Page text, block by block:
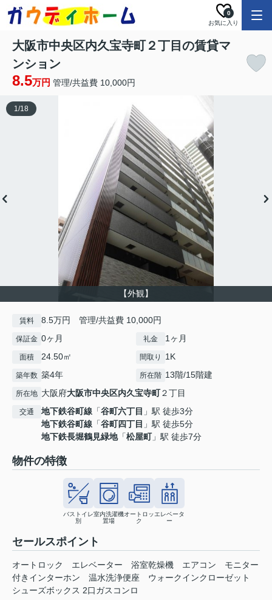
お気に入り
0
大阪市中央区内久宝寺町２丁目の賃貸マ
ンション
8.5万円 管理/共益費 10,000円
【外観】
1/18
賃料 8.5万円 管理/共益費 10,000円
保証金 0ヶ月 礼金 1ヶ月
面積 24.50㎡ 間取り 1K
築年数 築4年 所在階 13階/15階建
所在地 大阪府大阪市中央区内久宝寺町２丁目
交通 地下鉄谷町線 「谷町六丁目 」駅 徒歩3分
地下鉄谷町線 「谷町四丁目 」駅 徒歩5分
地下鉄長堀鶴見緑地「松屋町」駅 徒歩7分
物件の特徴
バストイレ
別
室内洗濯機
置場
オートロッ
ク
エレベータ
ー
セールスポイント
オートロック エレベーター 浴室乾燥機 エアコン モニター
付きインターホン 温水洗浄便座 ウォークインクローゼット
シューズボックス 2口ガスコンロ